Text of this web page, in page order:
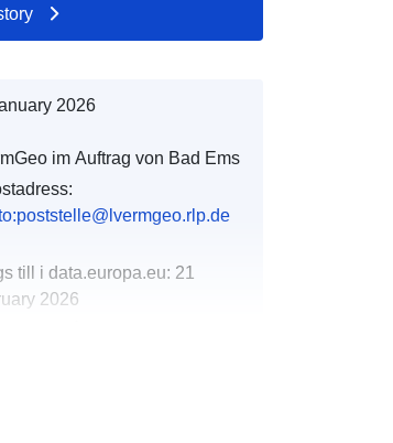
2026
im Auftrag von Bad Ems
till i data.europa.eu: 21
2026